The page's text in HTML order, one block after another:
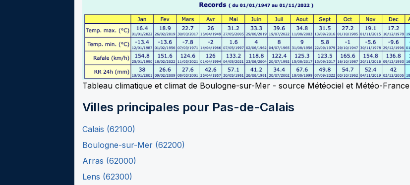
Tableau climatique et climat de Boulogne-sur-Mer - source Météociel et Météo-France
Villes principales pour Pas-de-Calais
Calais (62100)
Boulogne-sur-Mer (62200)
Arras (62000)
Lens (62300)